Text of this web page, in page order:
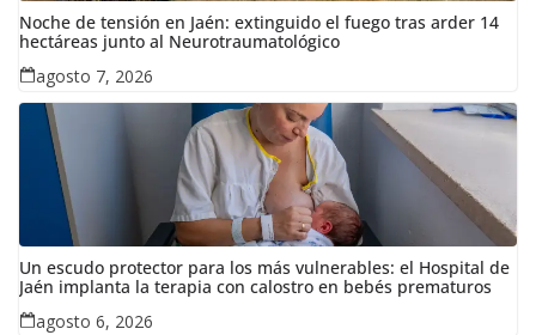
Noche de tensión en Jaén: extinguido el fuego tras arder 14
hectáreas junto al Neurotraumatológico
agosto 7, 2026
Un escudo protector para los más vulnerables: el Hospital de
Jaén implanta la terapia con calostro en bebés prematuros
agosto 6, 2026